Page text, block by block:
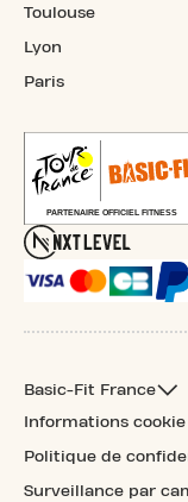
Toulouse
Lyon
Paris
Basic-Fit France
Informations cookie
Politique de
Surveillance par